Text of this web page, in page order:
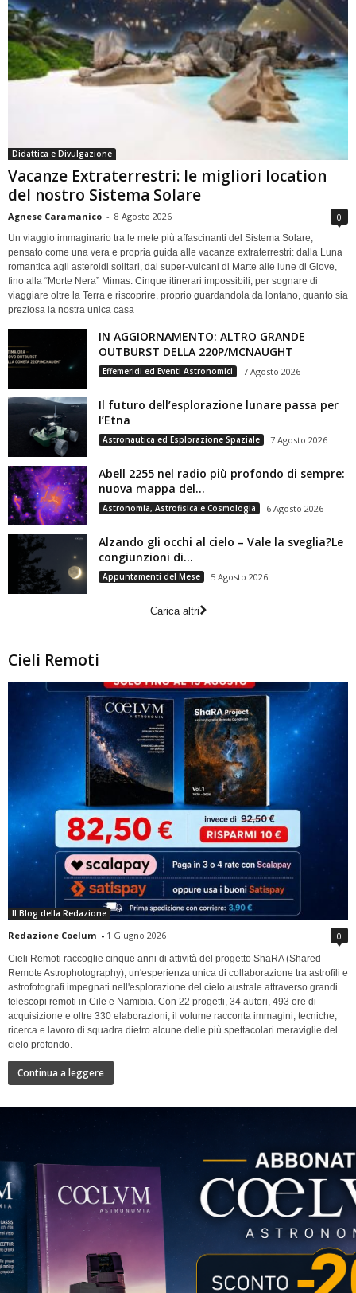
Didattica e Divulgazione
Vacanze Extraterrestri: le migliori location
del nostro Sistema Solare
Agnese Caramanico - 8 Agosto 2026 0
Un viaggio immaginario tra le mete più affascinanti del Sistema Solare,
pensato come una vera e propria guida alle vacanze extraterrestri: dalla Luna
romantica agli asteroidi solitari, dai super-vulcani di Marte alle lune di Giove,
fino alla “Morte Nera” Mimas. Cinque itinerari impossibili, per sognare di
viaggiare oltre la Terra e riscoprire, proprio guardandola da lontano, quanto sia
preziosa la nostra unica casa
IN AGGIORNAMENTO: ALTRO GRANDE
OUTBURST DELLA 220P/MCNAUGHT
Effemeridi ed Eventi Astronomici 7 Agosto 2026
Il futuro dell’esplorazione lunare passa per
l’Etna
Astronautica ed Esplorazione Spaziale 7 Agosto 2026
Abell 2255 nel radio più profondo di sempre:
nuova mappa del...
Astronomia, Astrofisica e Cosmologia 6 Agosto 2026
Alzando gli occhi al cielo – Vale la sveglia?Le
congiunzioni di...
Appuntamenti del Mese 5 Agosto 2026
Carica altri
Cieli Remoti
Il Blog della Redazione
Redazione Coelum - 1 Giugno 2026 0
Cieli Remoti raccoglie cinque anni di attività del progetto ShaRA (Shared
Remote Astrophotography), un'esperienza unica di collaborazione tra astrofili e
astrofotografi impegnati nell'esplorazione del cielo australe attraverso grandi
telescopi remoti in Cile e Namibia. Con 22 progetti, 34 autori, 493 ore di
acquisizione e oltre 330 elaborazioni, il volume racconta immagini, tecniche,
ricerca e lavoro di squadra dietro alcune delle più spettacolari meraviglie del
cielo profondo.
Continua a leggere